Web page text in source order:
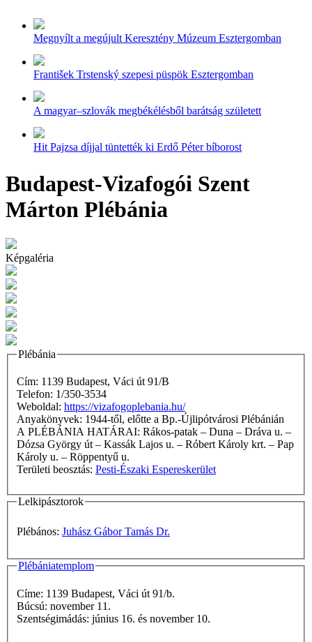
Megnyílt a megújult Keresztény Múzeum Esztergomban
František Trstenský szepesi püspök Esztergomban
A magyar–szlovák megbékélésből barátság született
Hit Pajzsa díjjal tüntették ki Erdő Péter bíborost
Budapest-Vizafogói Szent
Márton Plébánia
Képgaléria
Plébánia
Cím: 1139 Budapest, Váci út 91/B
Telefon: 1/350-3534
Weboldal: https://vizafogoplebania.hu/
Anyakönyvek: 1944-től, előtte a Bp.-Újlipótvárosi Plébánián
A PLÉBÁNIA HATÁRAI: Rákos-patak – Duna – Dráva u. –
Dózsa György út – Kassák Lajos u. – Róbert Károly krt. – Pap
Károly u. – Röppentyű u.
Területi beosztás: Pesti-Északi Espereskerület
Lelkipásztorok
Plébános: Juhász Gábor Tamás Dr.
Plébániatemplom
Címe: 1139 Budapest, Váci út 91/b.
Búcsú: november 11.
Szentségimádás: június 16. és november 10.